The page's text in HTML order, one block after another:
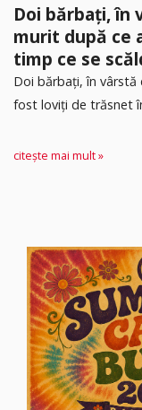
Doi bărbați, în
murit după ce
timp ce se
Doi bărbați, în vârstă
fost loviți de trăsnet
citește mai mult »